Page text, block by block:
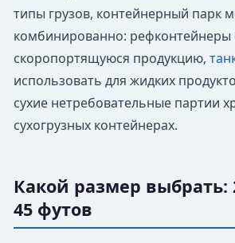
типы грузов, контейнерный парк
комбинированно: рефконтейнеры
скоропортящуюся продукцию,
использовать для жидких
сухие нетребовательные партии
сухогрузных контейнерах.
Какой размер выбрать:
45 футов